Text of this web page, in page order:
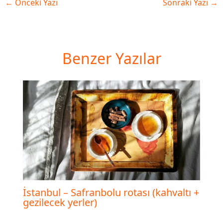
← Önceki Yazı Sonraki Yazı →
Benzer Yazılar
İstanbul – Safranbolu rotası (kahvaltı +
gezilecek yerler)